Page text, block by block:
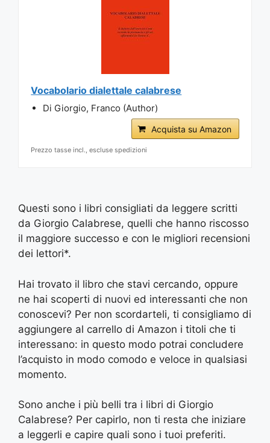
Vocabolario dialettale calabrese
Di Giorgio, Franco (Author)
Acquista su Amazon
Prezzo tasse incl., escluse spedizioni
Questi sono i libri consigliati da leggere scritti
da Giorgio Calabrese, quelli che hanno riscosso
il maggiore successo e con le migliori recensioni
dei lettori*.
Hai trovato il libro che stavi cercando, oppure
ne hai scoperti di nuovi ed interessanti che non
conoscevi? Per non scordarteli, ti consigliamo di
aggiungere al carrello di Amazon i titoli che ti
interessano: in questo modo potrai concludere
l’acquisto in modo comodo e veloce in qualsiasi
momento.
Sono anche i più belli tra i libri di Giorgio
Calabrese? Per capirlo, non ti resta che iniziare
a leggerli e capire quali sono i tuoi preferiti.